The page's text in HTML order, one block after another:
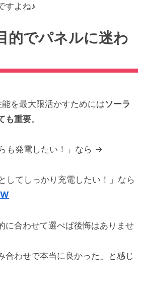
すよね♪
的でパネルに迷わ
を最大限活かすためにはソーラ
も重要。
も発電したい！」なら →
してしっかり充電したい！」なら
に合わせて選べば後悔はありませ
合わせで本当に良かった」と感じ